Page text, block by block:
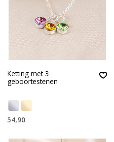
Ketting met 3
geboortestenen
54,90